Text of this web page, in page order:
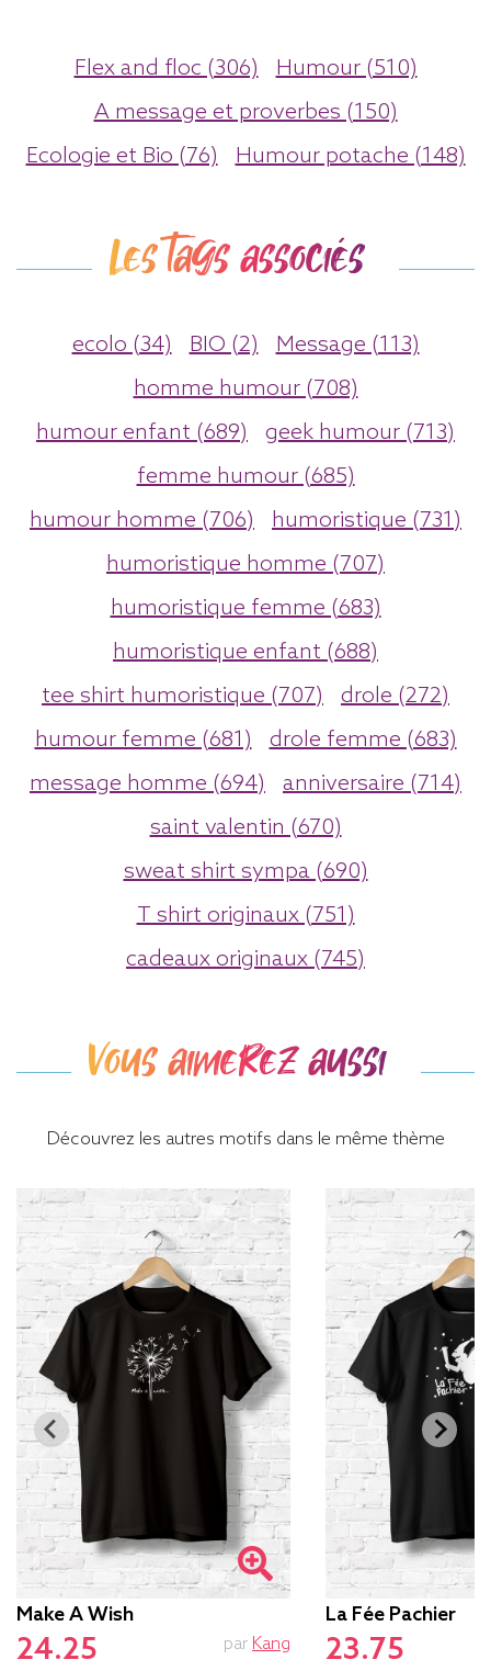
Flex and floc (306)
Humour (510)
A message et proverbes (150)
Ecologie et Bio (76)
Humour potache (148)
Les tags associés
ecolo (34) BIO (2)
Message (113)
homme humour (708)
humour enfant (689)
geek humour (713)
femme humour (685)
humour homme (706)
humoristique (731)
humoristique homme (707)
humoristique femme (683)
humoristique enfant (688)
tee shirt humoristique (707)
drole (272)
humour femme (681)
drole femme (683)
message homme (694)
anniversaire (714)
saint valentin (670)
sweat shirt sympa (690)
T shirt originaux (751)
cadeaux originaux (745)
Vous aimerez aussi
Découvrez les autres motifs dans le même thème
Make A Wish
24.25 par Kang
La Fée Pachier
23.75